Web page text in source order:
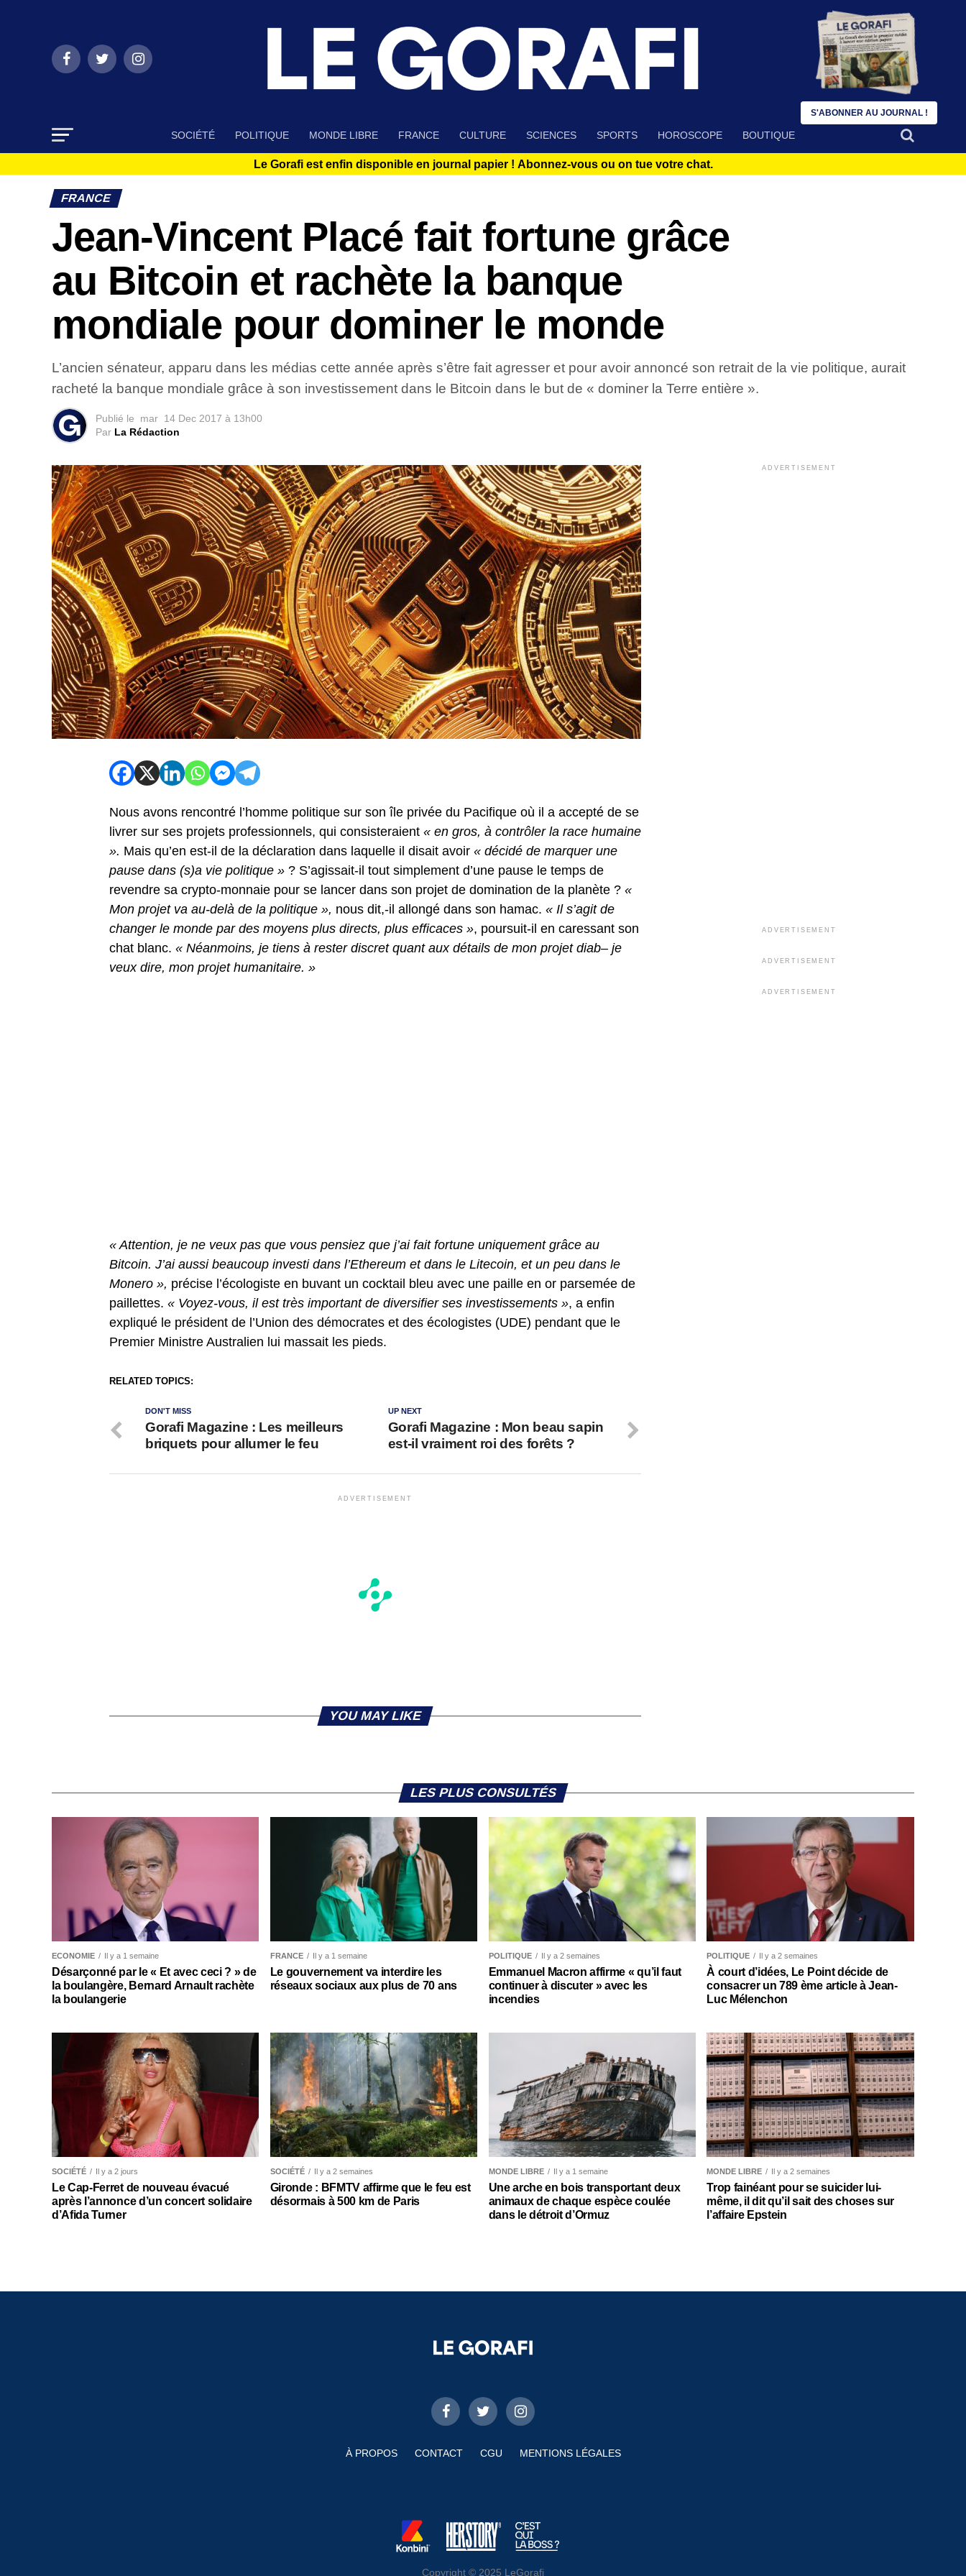
SOCIÉTÉ POLITIQUE MONDE LIBRE FRANCE CULTURE SCIENCES SPORTS HOROSCOPE BOUTIQUE
Le Gorafi est enfin disponible en journal papier ! Abonnez-vous ou on tue votre chat.
FRANCE
Jean-Vincent Placé fait fortune grâce
au Bitcoin et rachète la banque
mondiale pour dominer le monde
L’ancien sénateur, apparu dans les médias cette année après s’être fait agresser et pour avoir annoncé son retrait de la vie politique, aurait
racheté la banque mondiale grâce à son investissement dans le Bitcoin dans le but de « dominer la Terre entière ».
Publié le mar 14 Dec 2017 à 13h00
Par La Rédaction
Nous avons rencontré l’homme politique sur son île privée du Pacifique où il a accepté de se
livrer sur ses projets professionnels, qui consisteraient « en gros, à contrôler la race humaine
». Mais qu’en est-il de la déclaration dans laquelle il disait avoir « décidé de marquer une
pause dans (s)a vie politique » ? S’agissait-il tout simplement d’une pause le temps de
revendre sa crypto-monnaie pour se lancer dans son projet de domination de la planète ? «
Mon projet va au-delà de la politique », nous dit,-il allongé dans son hamac. « Il s’agit de
changer le monde par des moyens plus directs, plus efficaces », poursuit-il en caressant son
chat blanc. « Néanmoins, je tiens à rester discret quant aux détails de mon projet diab– je
veux dire, mon projet humanitaire. »
« Attention, je ne veux pas que vous pensiez que j’ai fait fortune uniquement grâce au
Bitcoin. J’ai aussi beaucoup investi dans l’Ethereum et dans le Litecoin, et un peu dans le
Monero », précise l’écologiste en buvant un cocktail bleu avec une paille en or parsemée de
paillettes. « Voyez-vous, il est très important de diversifier ses investissements », a enfin
expliqué le président de l’Union des démocrates et des écologistes (UDE) pendant que le
Premier Ministre Australien lui massait les pieds.
RELATED TOPICS:
UP NEXT
Gorafi Magazine : Mon beau sapin
est-il vraiment roi des forêts ?
DON'T MISS
Gorafi Magazine : Les meilleurs
briquets pour allumer le feu
ADVERTISEMENT
YOU MAY LIKE
ADVERTISEMENT
ADVERTISEMENT
ADVERTISEMENT
ADVERTISEMENT
LES PLUS CONSULTÉS
ECONOMIE Il y a 1 semaine
Désarçonné par le « Et avec ceci ? » de
la boulangère, Bernard Arnault rachète
la boulangerie
FRANCE Il y a 1 semaine
Le gouvernement va interdire les
réseaux sociaux aux plus de 70 ans
POLITIQUE Il y a 2 semaines
Emmanuel Macron affirme « qu’il faut
continuer à discuter » avec les
incendies
POLITIQUE Il y a 2 semaines
À court d’idées, Le Point décide de
consacrer un 789 ème article à Jean-
Luc Mélenchon
SOCIÉTÉ Il y a 2 jours
Le Cap-Ferret de nouveau évacué
après l’annonce d’un concert solidaire
d’Afida Turner
SOCIÉTÉ Il y a 2 semaines
Gironde : BFMTV affirme que le feu est
désormais à 500 km de Paris
MONDE LIBRE Il y a 1 semaine
Une arche en bois transportant deux
animaux de chaque espèce coulée
dans le détroit d’Ormuz
MONDE LIBRE Il y a 2 semaines
Trop fainéant pour se suicider lui-
même, il dit qu’il sait des choses sur
l’affaire Epstein
À PROPOS CONTACT CGU MENTIONS LÉGALES
Copyright © 2025 LeGorafi
S'ABONNER AU JOURNAL !